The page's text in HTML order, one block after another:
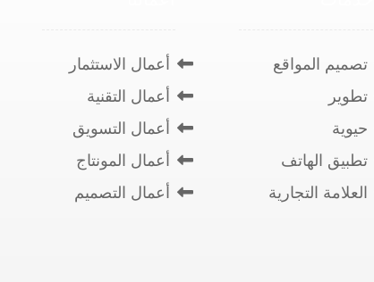
تصميم المواقع
تطوير
حيوية
تطبيق الهاتف
العلامة التجارية
أعمال الاستثمار
أعمال التقنية
أعمال التسويق
أعمال المونتاج
أعمال التصميم